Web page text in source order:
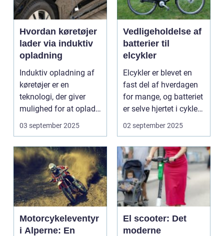
Hvordan køretøjer
lader via induktiv
opladning
Induktiv opladning af
køretøjer er en
teknologi, der giver
mulighed for at oplade
03 september 2025
Vedligeholdelse af
batterier til
elcykler
Elcykler er blevet en
fast del af hverdagen
for mange, og batteriet
er selve hjertet i cyklen.
02 september 2025
Motorcykeleventyr
i Alperne: En
El scooter: Det
moderne